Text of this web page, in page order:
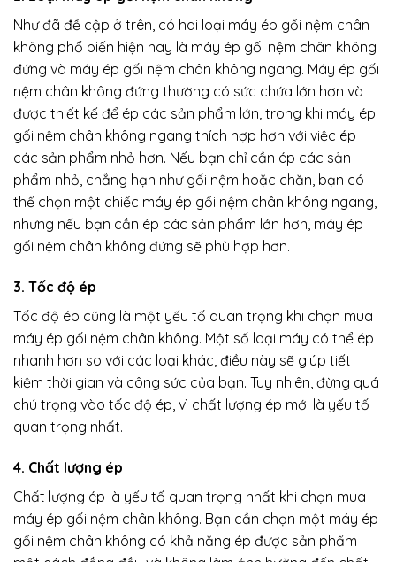
Như đã đề cập ở trên, có hai loại máy ép gối nệm chân
không phổ biến hiện nay là máy ép gối nệm chân không
đứng và máy ép gối nệm chân không ngang. Máy ép gối
nệm chân không đứng thường có sức chứa lớn hơn và
được thiết kế để ép các sản phẩm lớn, trong khi máy ép
gối nệm chân không ngang thích hợp hơn với việc ép
các sản phẩm nhỏ hơn. Nếu bạn chỉ cần ép các sản
phẩm nhỏ, chẳng hạn như gối nệm hoặc chăn, bạn có
thể chọn một chiếc máy ép gối nệm chân không ngang,
nhưng nếu bạn cần ép các sản phẩm lớn hơn, máy ép
gối nệm chân không đứng sẽ phù hợp hơn.
3. Tốc độ ép
Tốc độ ép cũng là một yếu tố quan trọng khi chọn mua
máy ép gối nệm chân không. Một số loại máy có thể ép
nhanh hơn so với các loại khác, điều này sẽ giúp tiết
kiệm thời gian và công sức của bạn. Tuy nhiên, đừng quá
chú trọng vào tốc độ ép, vì chất lượng ép mới là yếu tố
quan trọng nhất.
4. Chất lượng ép
Chất lượng ép là yếu tố quan trọng nhất khi chọn mua
máy ép gối nệm chân không. Bạn cần chọn một máy ép
gối nệm chân không có khả năng ép được sản phẩm